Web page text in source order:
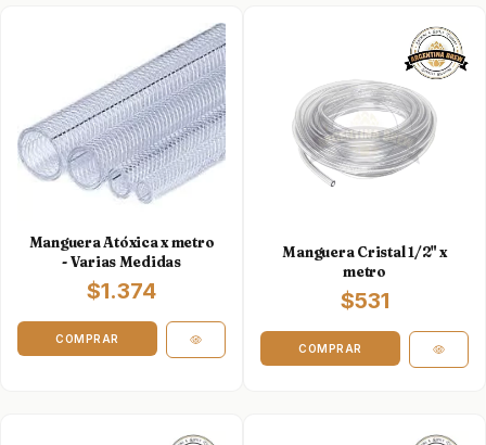
Manguera Atóxica x metro
- Varias Medidas
$1.374
COMPRAR
Manguera Cristal 1/2" x
metro
$531